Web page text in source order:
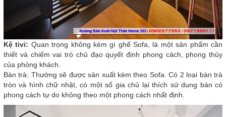
Kệ tivi: Quan trọng không kém gì ghế Sofa, là một sản phẩm cần
thiết và chiếm vai trò chủ đạo quyết định phong cách, phong thủy
của phòng khách.
Bàn trà: Thường sẽ được sản xuất kèm theo Sofa. Có 2 loại bàn trà
tròn và hình chữ nhật, có một số gia chủ lại thích sử dụng bàn có
phong cách tự do không theo một phong cách nhất định.